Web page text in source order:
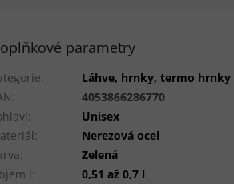
parametry
:
Láhve, hrnky, termo hrnky
:
4053866286770
:
Unisex
:
Nerezová ocel
:
Zelená
l:
0,51 až 0,7 l